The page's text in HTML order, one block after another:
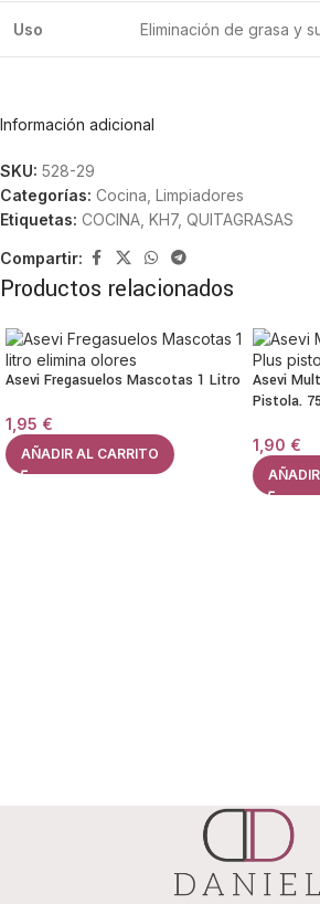
Uso Eliminación de grasa y
Información adicional
SKU: 528-29
Categorías: Cocina Limpiadores
Etiquetas: COCINA KH7, QUITAGRASAS
Compartir:
Productos relacionados
Asevi Fregasuelos Mascotas 1 Litro
1,95 €
AÑADIR AL CARRITO
Asevi
Pistola.
1,90 €